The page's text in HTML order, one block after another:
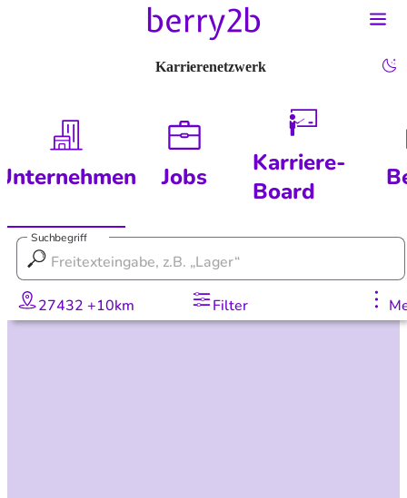
Karrierenetzwerk
Jobs
Karriere-
Board
Suchbegriff
27432 +10km Filter